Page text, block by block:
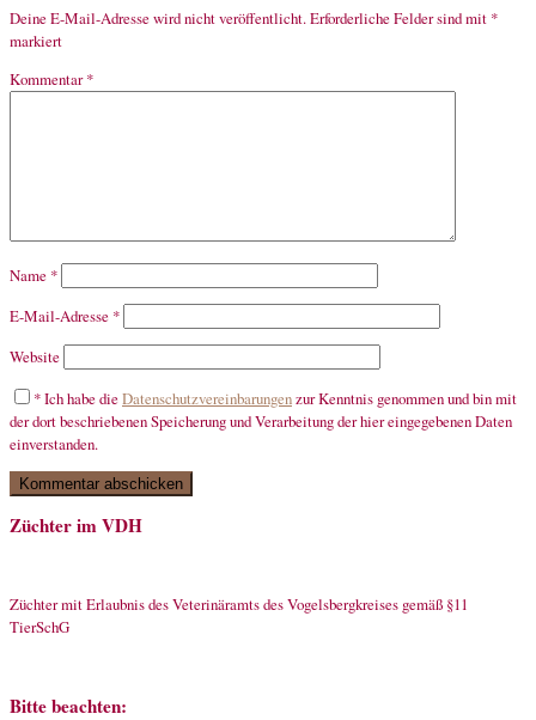
Deine E-Mail-Adresse wird nicht veröffentlicht.Erforderliche Felder sind mit *
markiert
Kommentar*
Name *
E-Mail-Adresse *
Website
*Ich habe dieDatenschutzvereinbarungenzur Kenntnis genommen und bin mit
der dort beschriebenen Speicherung und Verarbeitung der hier eingegebenen Daten
einverstanden.
Züchter im VDH
Züchter mit Erlaubnis des Veterinäramts des Vogelsbergkreises gemäß §11
TierSchG
Bitte beachten: